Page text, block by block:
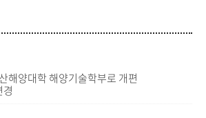
해양대학 해양기술학부로 개편